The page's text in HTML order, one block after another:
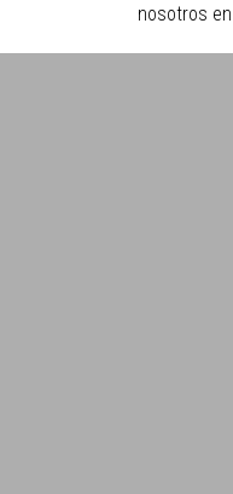
nosotros en